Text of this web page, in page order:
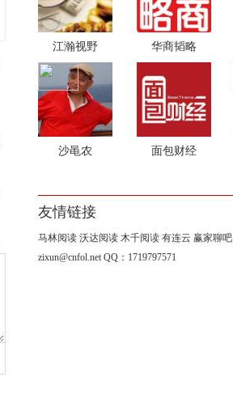
江瀚视野 华商韬略
沙黾农 面包财经
友情链接
马林阅读 沃达阅读 木千阅读 有连云 赢家聊吧
zixun@cnfol.net QQ：1719797571